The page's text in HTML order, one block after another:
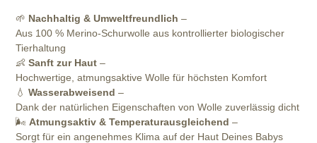
25,95 €
5.00von 5,
basierend auf
Kundenbewertung
🌱 Nachhaltig & Umweltfreundlich –
Aus 100 % Merino-Schurwolle aus kontrollierter biologischer
Tierhaltung
👶Sanft zur Haut –
Hochwertige, atmungsaktive Wolle für höchsten Komfort
💧Wasserabweisend –
Dank der natürlichen Eigenschaften von Wolle zuverlässig dicht
🌬️ Atmungsaktiv & Temperaturausgleichend –
Sorgt für ein angenehmes Klima auf der Haut Deines Babys